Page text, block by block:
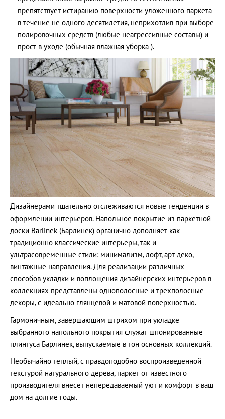
препятствует истиранию поверхности уложенного паркета
в течение не одного десятилетия, неприхотлив при выборе
полировочных средств (любые неагрессивные составы) и
прост в уходе (обычная влажная уборка ).
Дизайнерами тщательно отслеживаются новые тенденции в
оформлении интерьеров. Напольное покрытие из паркетной
доски Barlinek (Барлинек) органично дополняет как
традиционно классические интерьеры, так и
ультрасовременные стили: минимализм, лофт, арт деко,
винтажные направления. Для реализации различных
способов укладки и воплощения дизайнерских интерьеров в
коллекциях представлены однополосные и трехполосные
декоры, с идеально глянцевой и матовой поверхностью.
Гармоничным, завершающим штрихом при укладке
выбранного напольного покрытия служат шпонированные
плинтуса Барлинек, выпускаемые в тон основных коллекций.
Необычайно теплый, с правдоподобно воспроизведенной
текстурой натурального дерева, паркет от известного
производителя внесет непередаваемый уют и комфорт в ваш
дом на долгие годы.